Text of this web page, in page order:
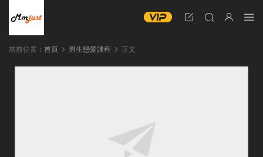
當前位置： 首頁 男生戀愛課程 正文